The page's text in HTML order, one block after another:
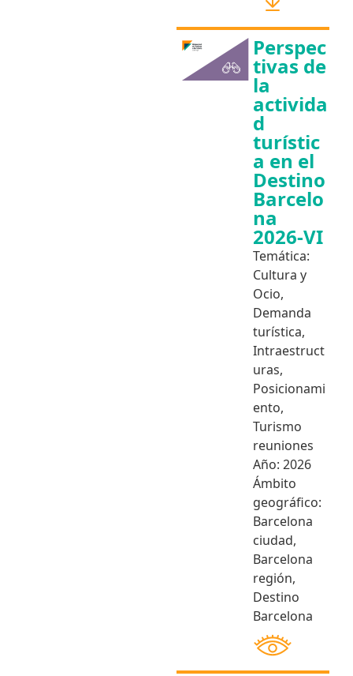
Perspec
tivas de
la
activida
d
turístic
a en el
Destino
Barcelo
na
2026-VI
Temática:
Cultura y
Ocio,
Demanda
turística,
Intraestruct
uras,
Posicionami
ento,
Turismo
reuniones
Año: 2026
Ámbito
geográfico:
Barcelona
ciudad,
Barcelona
región,
Destino
Barcelona